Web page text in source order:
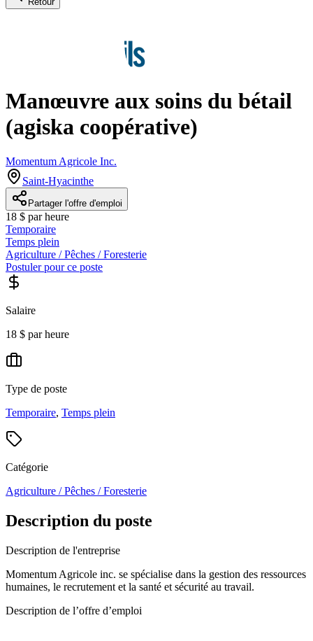
Manœuvre aux soins du bétail
(agiska coopérative)
Momentum Agricole Inc.
Saint-Hyacinthe
Partager l'offre d'emploi
18 $ par heure
Temporaire
Temps plein
Agriculture / Pêches / Foresterie
Postuler pour ce poste
Salaire
18 $ par heure
Type de poste
Temporaire, Temps plein
Catégorie
Agriculture / Pêches / Foresterie
Description du poste
Description de l'entreprise
Momentum Agricole inc. se spécialise dans la gestion des ressources
humaines, le recrutement et la santé et sécurité au travail.
Description de l’offre d’emploi